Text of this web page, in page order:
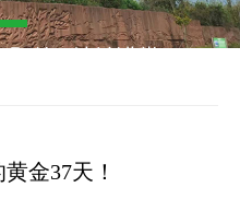
金37天！